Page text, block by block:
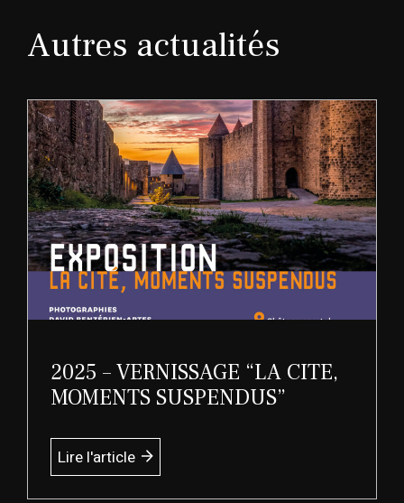
Autres actualités
2025 – VERNISSAGE “LA CITE,
MOMENTS SUSPENDUS”
Lire l'article